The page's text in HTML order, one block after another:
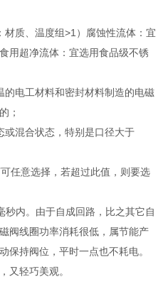
质、温度组>1）腐蚀性流体：宜
用超净流体：宜选用食品级不锈
的电工材料和密封材料制造的电磁
；
或混合状态，特别是口径大于
任意选择，若超过此值，则要选
秒内。由于自成回路，比之其它自
阀线圈功率消耗很低，属节能产
保持阀位，平时一点也不耗电。
又轻巧美观。